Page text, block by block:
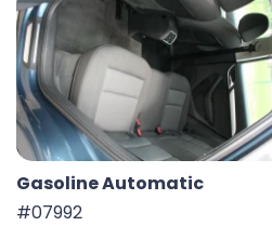
Gasoline Automatic
#07992